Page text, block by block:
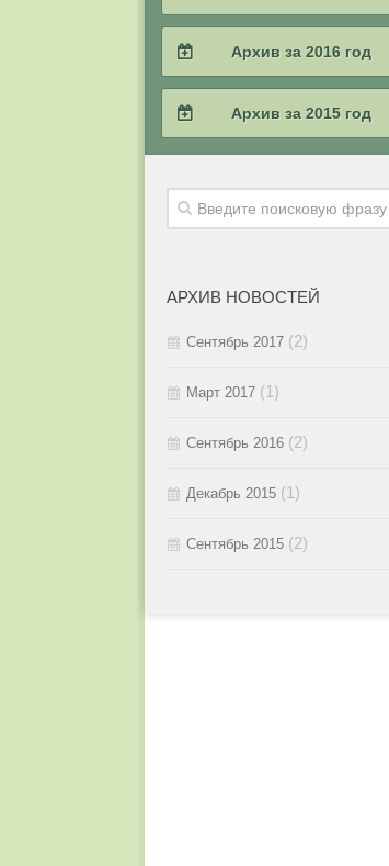
2019 / #2
2018 / #3
2018 / #2
2017 / #3
2017 / #2
2017 / #1
Архив за 2016 год
2016 / #3
Архив за 2015 год
2015 / #3
АРХИВ НОВОСТЕЙ
Сентябрь 2017 (2)
Март 2017 (1)
Сентябрь 2016 (2)
Декабрь 2015 (1)
Сентябрь 2015 (2)